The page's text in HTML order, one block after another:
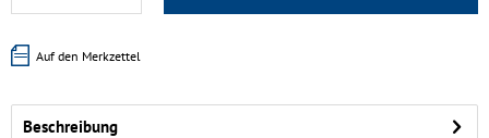
Auf den Merkzettel
Beschreibung